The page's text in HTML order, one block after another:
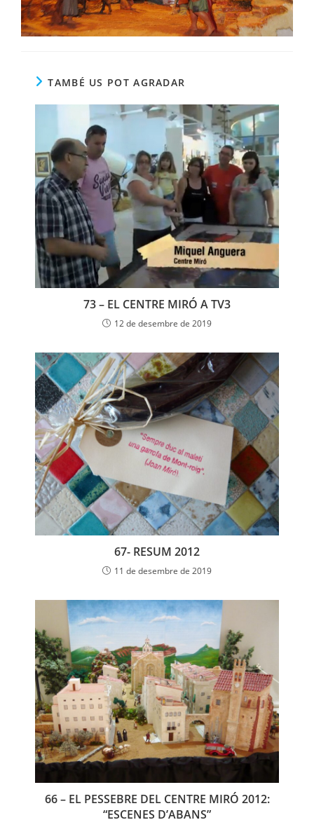
TAMBÉ US POT AGRADAR
73 – EL CENTRE MIRÓ A TV3
12 de desembre de 2019
67- RESUM 2012
11 de desembre de 2019
66 – EL PESSEBRE DEL CENTRE MIRÓ 2012:
“ESCENES D’ABANS”